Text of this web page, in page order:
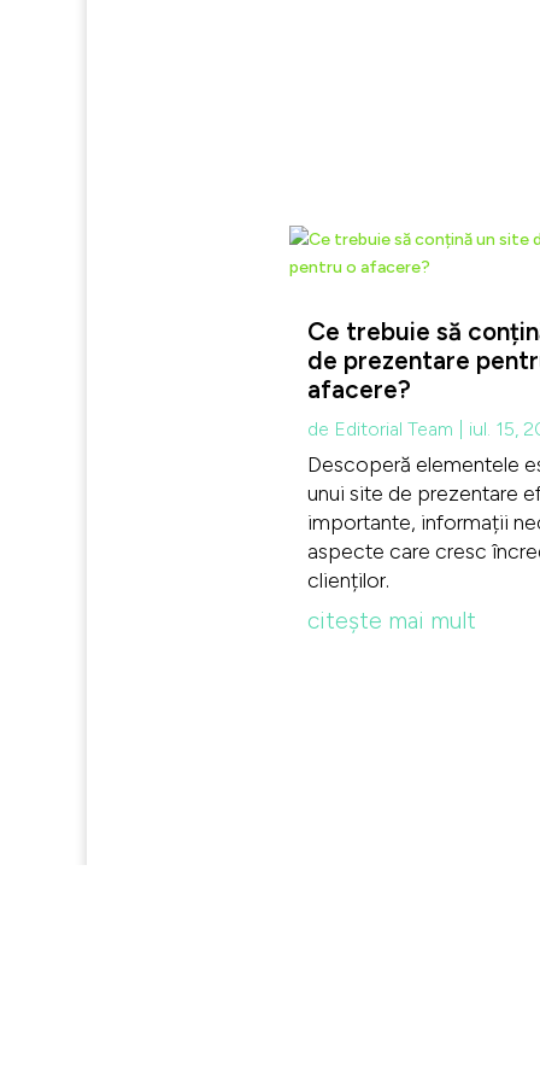
Ce trebuie să
de prezentare
afacere?
de Editorial Team iul. 15,
Descoperă elementele
unui site de prezentare
importante, informații
aspecte care cresc
clienților.
citește mai mult